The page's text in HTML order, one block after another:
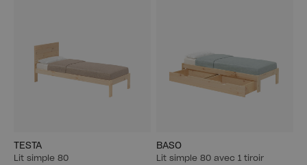
TESTA
Lit simple 80
BASO
Lit simple 80 avec 1 tiroir